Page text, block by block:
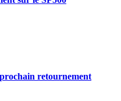
retournement